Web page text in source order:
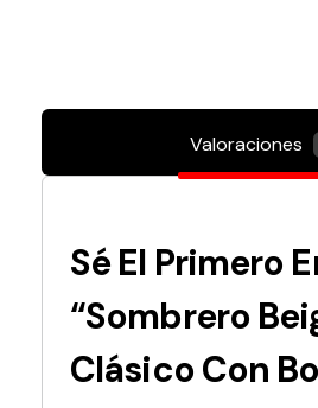
Valoraciones
Sé El Primero
“Sombrero
Clásico Con